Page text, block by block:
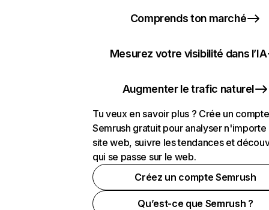
Comprends ton marché
Mesurez votre visibilité dans l’IA
Augmenter le trafic naturel
Tu veux en savoir plus ? Crée un compte
Semrush gratuit pour analyser n'importe
site web, suivre les tendances et
qui se passe sur le web.
Créez un compte Semrush
Qu’est-ce que Semrush ?